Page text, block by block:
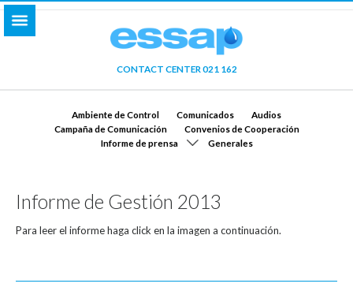
CONTACT CENTER 021 162
Ambiente de Control Comunicados
Audios
Campaña de Comunicación
Convenios de Cooperación
Informe de prensa
Generales
Informe de Gestión 2013
Para leer el informe haga click en la imagen a continuación.